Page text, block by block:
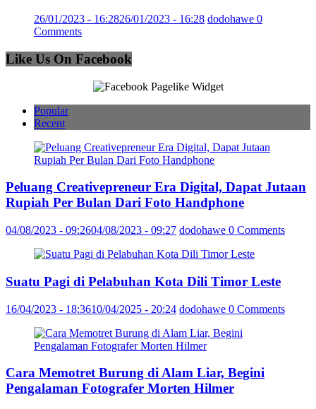
26/01/2023 - 16:2826/01/2023 - 16:28 dodohawe 0
Comments
Like Us On Facebook
Popular
Recent
Peluang Creativepreneur Era Digital, Dapat Jutaan
Rupiah Per Bulan Dari Foto Handphone
04/08/2023 - 09:2604/08/2023 - 09:27 dodohawe 0 Comments
Suatu Pagi di Pelabuhan Kota Dili Timor Leste
16/04/2023 - 18:3610/04/2025 - 20:24 dodohawe 0 Comments
Cara Memotret Burung di Alam Liar, Begini
Pengalaman Fotografer Morten Hilmer